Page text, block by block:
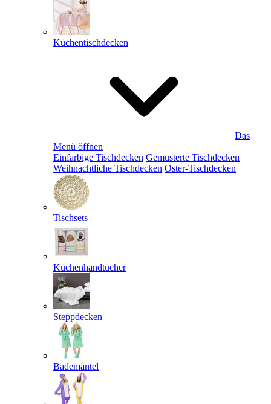
Küchentischdecken
Das
Menü öffnen
Einfarbige Tischdecken Gemusterte Tischdecken
Weihnachtliche Tischdecken Oster-Tischdecken
Tischsets
Küchenhandtücher
Steppdecken
Bademäntel